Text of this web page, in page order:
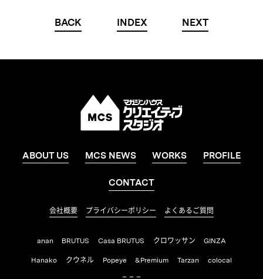
BACK INDEX NEXT
ABOUT US MCS NEWS WORKS PROFILE
CONTACT
会社概要 プライバシーポリシー よくあるご質問
anan BRUTUS Casa BRUTUS クロワッサン GINZA
Hanako クウネル Popeye &Premium Tarzan colocal